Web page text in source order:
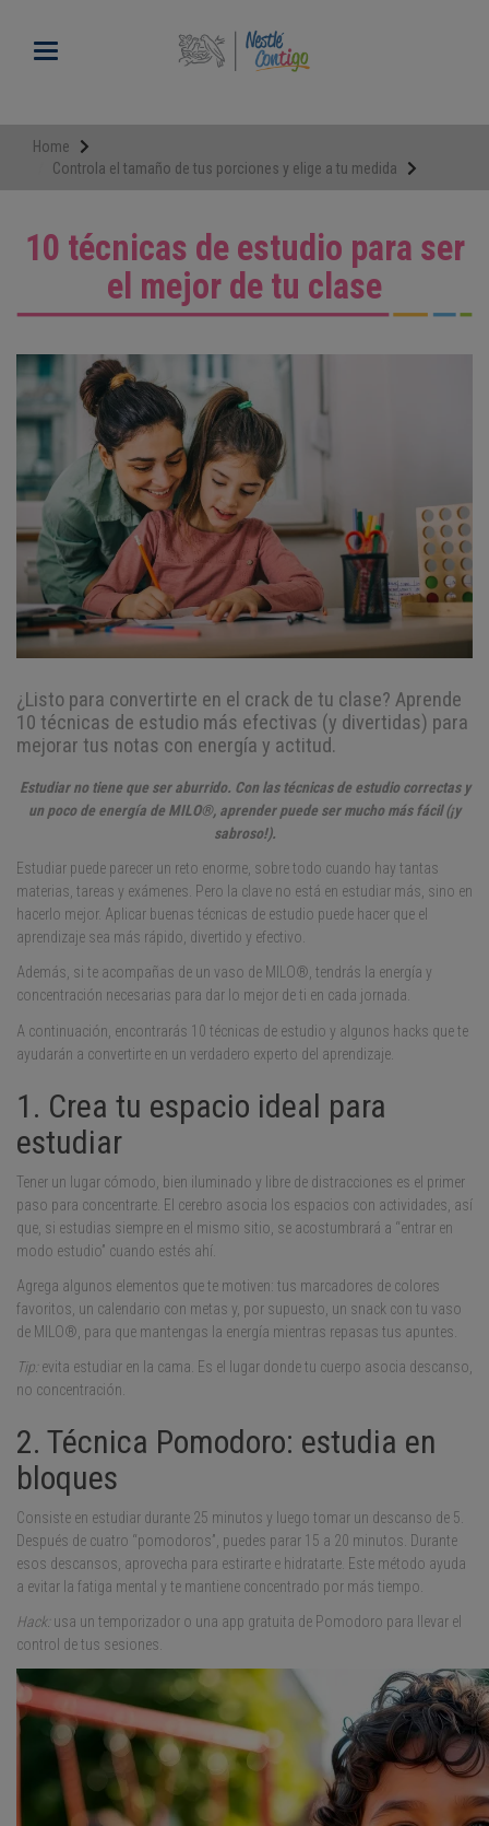
contenidoToggle navigation
Home
Controla el tamaño de tus porciones y elige a tu medida
10 técnicas de estudio para ser
el mejor de tu clase
¿Listo para convertirte en el crack de tu clase? Aprende
10 técnicas de estudio más efectivas (y divertidas) para
mejorar tus notas con energía y actitud.
Estudiar no tiene que ser aburrido. Con las técnicas de estudio correctas y
un poco de energía de MILO®, aprender puede ser mucho más fácil (¡y
sabroso!).
Estudiar puede parecer un reto enorme, sobre todo cuando hay tantas
materias, tareas y exámenes. Pero la clave no está en estudiar más, sino en
hacerlo mejor. Aplicar buenas técnicas de estudio puede hacer que el
aprendizaje sea más rápido, divertido y efectivo.
Además, si te acompañas de un vaso de MILO®, tendrás la energía y
concentración necesarias para dar lo mejor de ti en cada jornada.
A continuación, encontrarás 10 técnicas de estudio y algunos hacks que te
ayudarán a convertirte en un verdadero experto del aprendizaje.
1. Crea tu espacio ideal para
estudiar
Tener un lugar cómodo, bien iluminado y libre de distracciones es el primer
paso para concentrarte. El cerebro asocia los espacios con actividades, así
que, si estudias siempre en el mismo sitio, se acostumbrará a “entrar en
modo estudio” cuando estés ahí.
Agrega algunos elementos que te motiven: tus marcadores de colores
favoritos, un calendario con metas y, por supuesto, un snack con tu vaso
de MILO®, para que mantengas la energía mientras repasas tus apuntes.
Tip:evita estudiar en la cama. Es el lugar donde tu cuerpo asocia descanso,
no concentración.
2. Técnica Pomodoro: estudia en
bloques
Consiste en estudiar durante 25 minutos y luego tomar un descanso de 5.
Después de cuatro “pomodoros”, puedes parar 15 a 20 minutos. Durante
esos descansos, aprovecha para estirarte e hidratarte. Este método ayuda
a evitar la fatiga mental y te mantiene concentrado por más tiempo.
Hack:usa un temporizador o una app gratuita de Pomodoro para llevar el
control de tus sesiones.